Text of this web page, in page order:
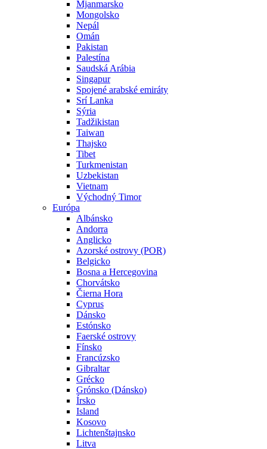
Mjanmarsko
Mongolsko
Nepál
Omán
Pakistan
Palestína
Saudská Arábia
Singapur
Spojené arabské emiráty
Srí Lanka
Sýria
Tadžikistan
Taiwan
Thajsko
Tibet
Turkmenistan
Uzbekistan
Vietnam
Východný Timor
Európa
Albánsko
Andorra
Anglicko
Azorské ostrovy (POR)
Belgicko
Bosna a Hercegovina
Chorvátsko
Čierna Hora
Cyprus
Dánsko
Estónsko
Faerské ostrovy
Fínsko
Francúzsko
Gibraltar
Grécko
Grónsko (Dánsko)
Írsko
Island
Kosovo
Lichtenštajnsko
Litva